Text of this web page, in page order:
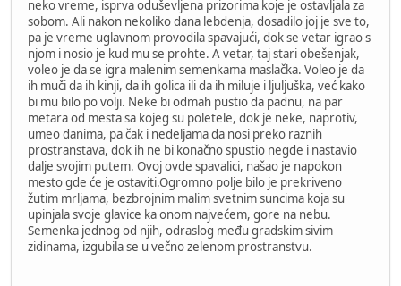
neko vreme, isprva oduševljena prizorima koje je ostavljala za
sobom. Ali nakon nekoliko dana lebdenja, dosadilo joj je sve to,
pa je vreme uglavnom provodila spavajući, dok se vetar igrao s
njom i nosio je kud mu se prohte. A vetar, taj stari obešenjak,
voleo je da se igra malenim semenkama maslačka. Voleo je da
ih muči da ih kinji, da ih golica ili da ih miluje i ljuljuška, već kako
bi mu bilo po volji. Neke bi odmah pustio da padnu, na par
metara od mesta sa kojeg su poletele, dok je neke, naprotiv,
umeo danima, pa čak i nedeljama da nosi preko raznih
prostranstava, dok ih ne bi konačno spustio negde i nastavio
dalje svojim putem. Ovoj ovde spavalici, našao je napokon
mesto gde će je ostaviti.Ogromno polje bilo je prekriveno
žutim mrljama, bezbrojnim malim svetnim suncima koja su
upinjala svoje glavice ka onom najvećem, gore na nebu.
Semenka jednog od njih, odraslog među gradskim sivim
zidinama, izgubila se u večno zelenom prostranstvu.